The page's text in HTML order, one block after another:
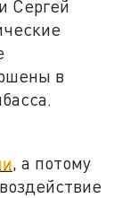
Сергей
в
, а потому